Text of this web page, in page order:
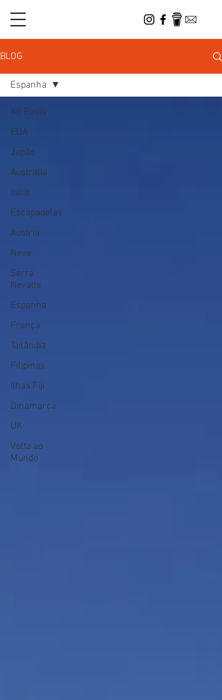
BLOG
All Posts
EUA
Japão
Austrália
Itália
Escapadelas
Austria
Neve
Serra
Nevada
Espanha
França
Tailândia
Filipinas
Ilhas Fiji
Dinamarca
UK
Volta ao
Mundo
Espanha